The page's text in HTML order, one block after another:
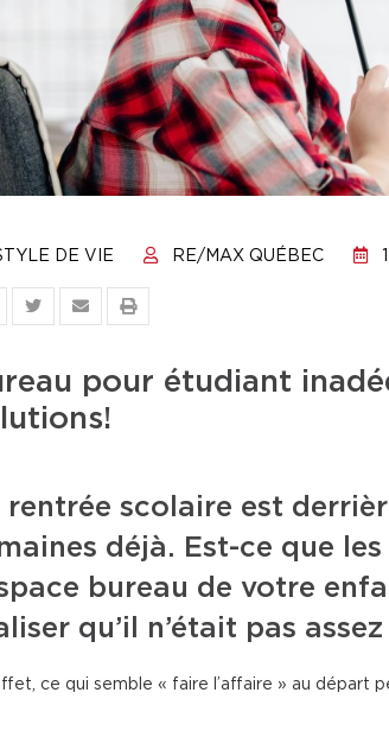
DE VIE RE/MAX QUÉBEC
pour étudiant
rentrée scolaire est
déjà. Est-ce que
bureau de votre
qu’il n’était pas
ce qui semble « faire l’affaire » au départ